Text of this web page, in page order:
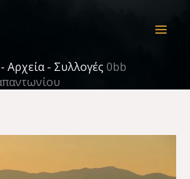
Αρχεία - Συλλογές